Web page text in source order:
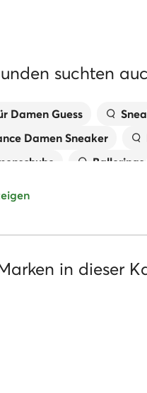
suchten
Damen Guess
Damen Sneaker
Ballerinas
Marco Tozzi
in dieser